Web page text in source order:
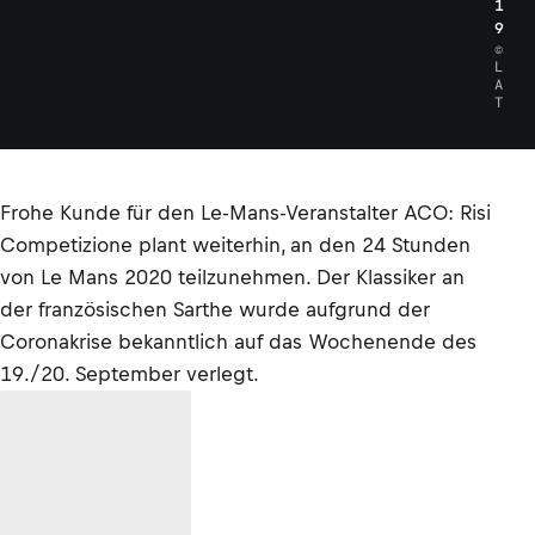
1
9
©
L
A
T
Frohe Kunde für den Le-Mans-Veranstalter ACO: Risi
Competizione plant weiterhin, an den 24 Stunden
von Le Mans 2020 teilzunehmen. Der Klassiker an
der französischen Sarthe wurde aufgrund der
Coronakrise bekanntlich auf das Wochenende des
19./20. September verlegt.